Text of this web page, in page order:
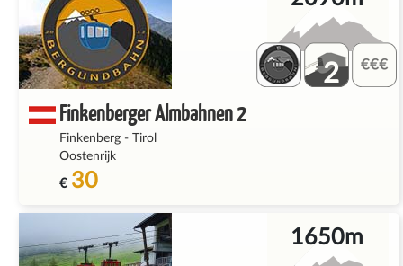
Finkenberger Almbahnen 2
Finkenberg- Tirol
Oostenrijk
€ 30
2
1650m